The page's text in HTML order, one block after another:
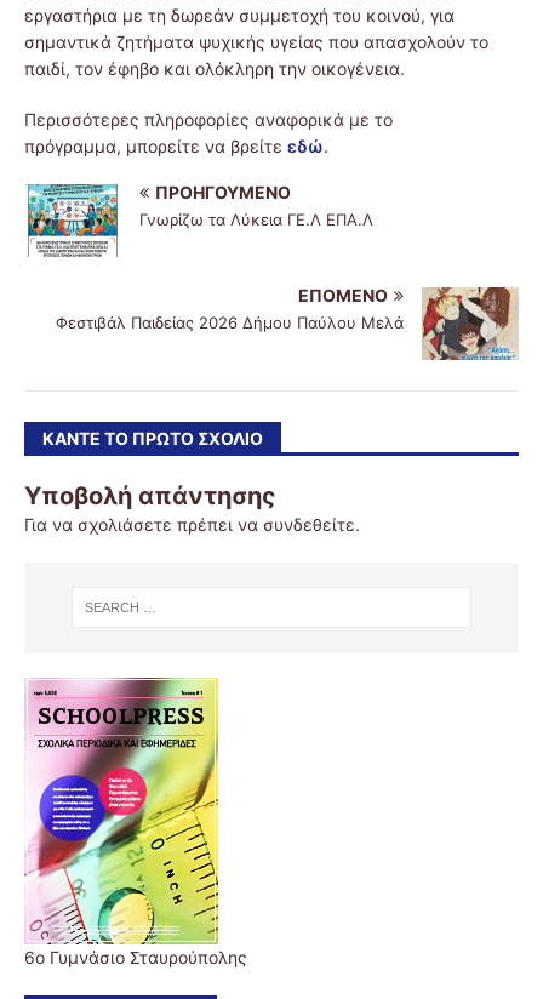
εργαστήρια με τη δωρεάν συμμετοχή του κοινού, για
σημαντικά ζητήματα ψυχικής υγείας που απασχολούν το
παιδί, τον έφηβο και ολόκληρη την οικογένεια.
Περισσότερες πληροφορίες αναφορικά με το
πρόγραμμα, μπορείτε να βρείτε εδώ.
ΠΡΟΗΓΟΎΜΕΝΟ
Γνωρίζω τα Λύκεια ΓΕ.Λ ΕΠΑ.Λ
ΕΠΌΜΕΝΟ
Φεστιβάλ Παιδείας 2026 Δήμου Παύλου Μελά
ΚΆΝΤΕ ΤΟ ΠΡΏΤΟ ΣΧΌΛΙΟ
Υποβολή απάντησης
Για να σχολιάσετε πρέπει να συνδεθείτε.
6ο Γυμνάσιο Σταυρούπολης